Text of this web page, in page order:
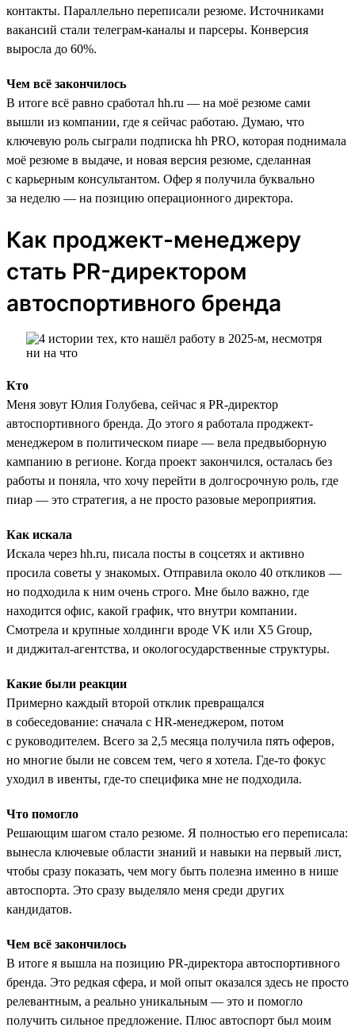
контакты. Параллельно переписали резюме. Источниками
вакансий стали телеграм-каналы и парсеры. Конверсия
выросла до 60%.
Чем всё закончилось
В итоге всё равно сработал hh.ru — на моё резюме сами
вышли из компании, где я сейчас работаю. Думаю, что
ключевую роль сыграли подписка hh PRO, которая поднимала
моё резюме в выдаче, и новая версия резюме, сделанная
с карьерным консультантом. Офер я получила буквально
за неделю — на позицию операционного директора.
Как проджект-менеджеру
стать PR-директором
автоспортивного бренда
Кто
Меня зовут Юлия Голубева, сейчас я PR-директор
автоспортивного бренда. До этого я работала проджект-
менеджером в политическом пиаре — вела предвыборную
кампанию в регионе. Когда проект закончился, осталась без
работы и поняла, что хочу перейти в долгосрочную роль, где
пиар — это стратегия, а не просто разовые мероприятия.
Как искала
Искала через hh.ru, писала посты в соцсетях и активно
просила советы у знакомых. Отправила около 40 откликов —
но подходила к ним очень строго. Мне было важно, где
находится офис, какой график, что внутри компании.
Смотрела и крупные холдинги вроде VK или X5 Group,
и диджитал-агентства, и окологосударственные структуры.
Какие были реакции
Примерно каждый второй отклик превращался
в собеседование: сначала с HR-менеджером, потом
с руководителем. Всего за 2,5 месяца получила пять оферов,
но многие были не совсем тем, чего я хотела. Где-то фокус
уходил в ивенты, где-то специфика мне не подходила.
Что помогло
Решающим шагом стало резюме. Я полностью его переписала:
вынесла ключевые области знаний и навыки на первый лист,
чтобы сразу показать, чем могу быть полезна именно в нише
автоспорта. Это сразу выделяло меня среди других
кандидатов.
Чем всё закончилось
В итоге я вышла на позицию PR-директора автоспортивного
бренда. Это редкая сфера, и мой опыт оказался здесь не просто
релевантным, а реально уникальным — это и помогло
получить сильное предложение. Плюс автоспорт был моим